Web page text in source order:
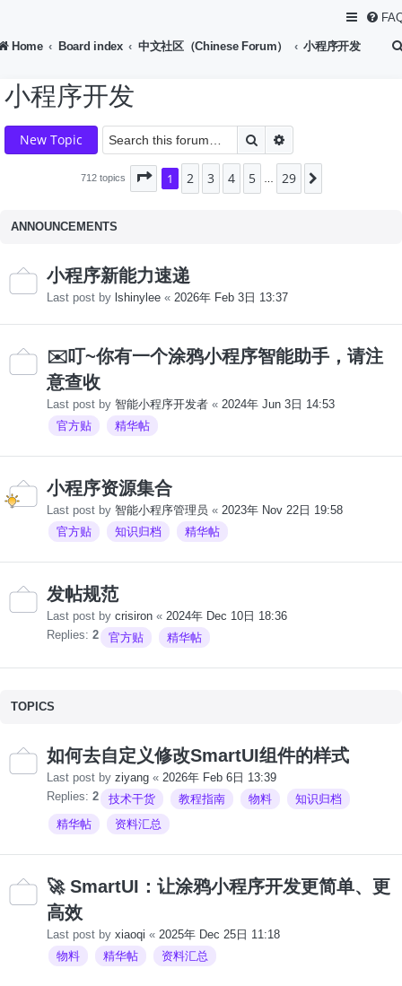
Home Board index 中文社区（Chinese Forum） 小程序开发
小程序开发
New Topic Search
712 topics Page 1of29
1 2 3 4 5 29
ANNOUNCEMENTS
小程序新能力速递
Last post by lshinylee « 2026年 Feb 3日 13:37
✉️叮~你有一个涂鸦小程序智能助手，请注
意查收
Last post by 智能小程序开发者 « 2024年 Jun 3日 14:53
官方贴
精华帖
小程序资源集合
Last post by 智能小程序管理员 « 2023年 Nov 22日 19:58
官方贴
知识归档 精华帖
发帖规范
Last post by crisiron « 2024年 Dec 10日 18:36
Replies: 2 官方贴 精华帖
TOPICS
如何去自定义修改SmartUI组件的样式
Last post by ziyang « 2026年 Feb 6日 13:39
Replies: 2 技术干货 教程指南 物料
知识归档
精华帖
资料汇总
🚀 SmartUI：让涂鸦小程序开发更简单、更
高效
Last post by xiaoqi « 2025年 Dec 25日 11:18
物料
精华帖 资料汇总